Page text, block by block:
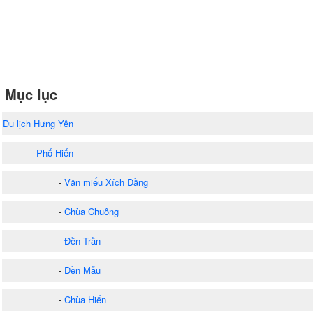
Mục lục
Du lịch Hưng Yên
- Phố Hiến
- Văn miếu Xích Đằng
- Chùa Chuông
- Đền Trần
- Đền Mẫu
- Chùa Hiến